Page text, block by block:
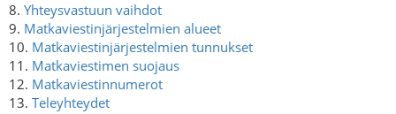
8. Yhteysvastuun vaihdot
9. Matkaviestinjärjestelmien alueet
10. Matkaviestinjärjestelmien tunnukset
11. Matkaviestimen suojaus
12. Matkaviestinnumerot
13. Teleyhteydet